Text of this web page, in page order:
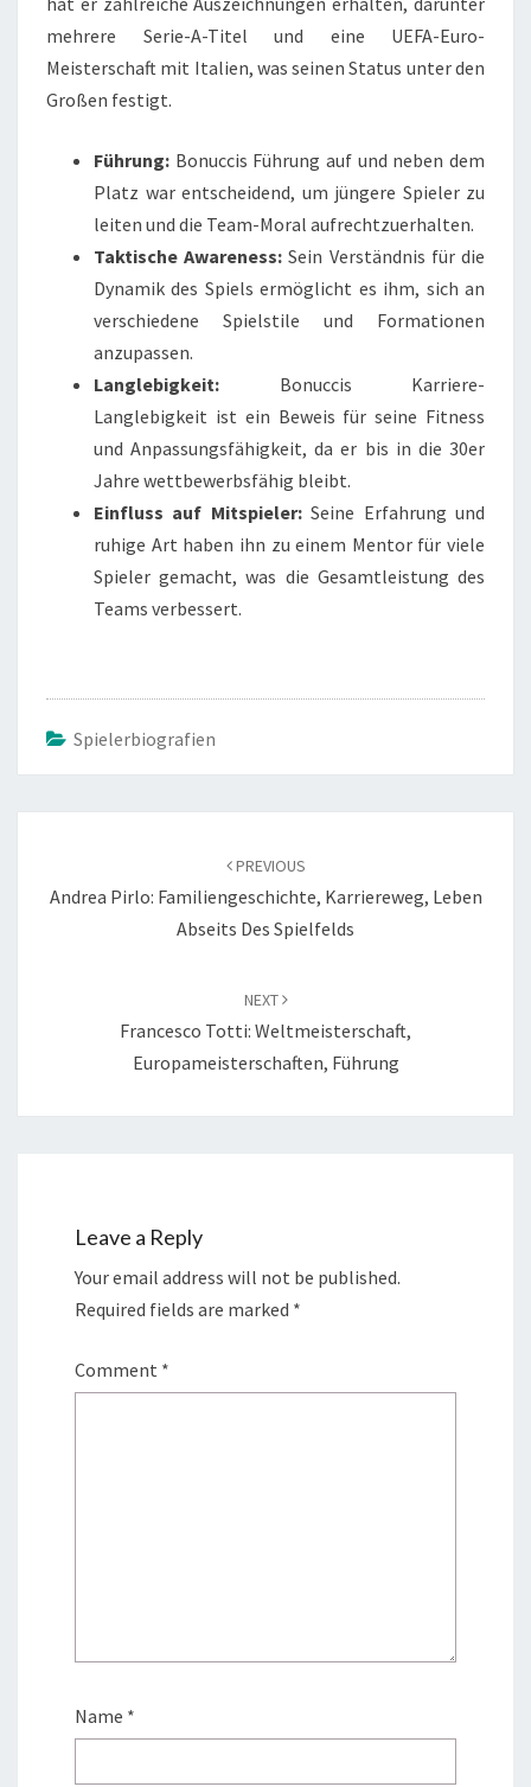
mehrere Serie-A-Titel und eine UEFA-Euro-
Meisterschaft mit Italien, was seinen Status unter den
Großen festigt.
Führung: Bonuccis Führung auf und neben dem
Platz war entscheidend, um jüngere Spieler zu
leiten und die Team-Moral aufrechtzuerhalten.
Taktische Awareness: Sein Verständnis für die
Dynamik des Spiels ermöglicht es ihm, sich an
verschiedene Spielstile und Formationen
anzupassen.
Langlebigkeit: Bonuccis Karriere-
Langlebigkeit ist ein Beweis für seine Fitness
und Anpassungsfähigkeit, da er bis in die 30er
Jahre wettbewerbsfähig bleibt.
Einfluss auf Mitspieler:Seine Erfahrung und
ruhige Art haben ihn zu einem Mentor für viele
Spieler gemacht, was die Gesamtleistung des
Teams verbessert.
Spielerbiografien
PREVIOUS
Andrea Pirlo: Familiengeschichte, Karriereweg, Leben
Abseits Des Spielfelds
NEXT
Francesco Totti: Weltmeisterschaft,
Europameisterschaften, Führung
Leave a Reply
Your email address will not be published.
Required fields are marked *
Comment *
Name *